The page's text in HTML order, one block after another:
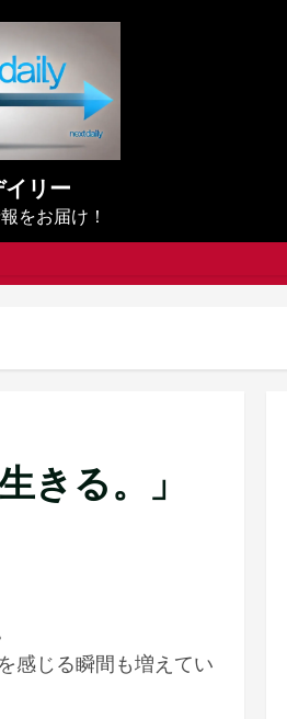
リー
をお届け！
きる。」
感じる瞬間も増えてい